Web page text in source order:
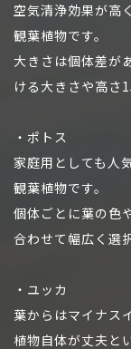
空気清浄効果が高
観葉植物です。
大きさは個体差が
ける大きさや高さ
・ポトス
家庭用としても人
観葉植物です。
個体ごとに葉の色
合わせて幅広く選
・ユッカ
葉からはマイナス
植物自体が丈夫と